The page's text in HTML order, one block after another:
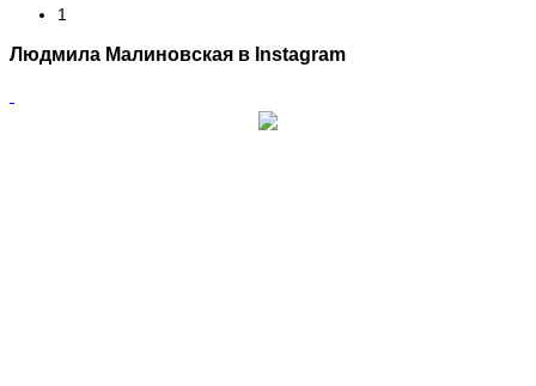
1
Людмила Малиновская в Instagram